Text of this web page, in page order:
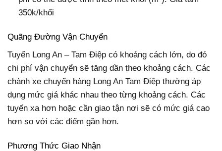
350k/khối
Quãng Đường Vận Chuyển
Tuyến Long An – Tam Điệp có khoảng cách lớn, do đó
chi phí vận chuyển sẽ tăng dần theo khoảng cách. Các
chành xe chuyển hàng Long An Tam Điệp thường áp
dụng mức giá khác nhau theo từng khoảng cách. Các
tuyến xa hơn hoặc cần giao tận nơi sẽ có mức giá cao
hơn so với các điểm gần hơn.
Phương Thức Giao Nhận